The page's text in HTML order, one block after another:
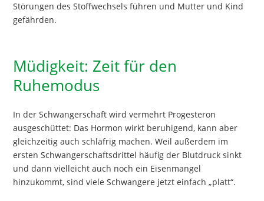
Störungen des Stoffwechsels führen und Mutter und Kind
gefährden.
Müdigkeit: Zeit für den
Ruhemodus
In der Schwangerschaft wird vermehrt Progesteron
ausgeschüttet: Das Hormon wirkt beruhigend, kann aber
gleichzeitig auch schläfrig machen. Weil außerdem im
ersten Schwangerschaftsdrittel häufig der Blutdruck sinkt
und dann vielleicht auch noch ein Eisenmangel
hinzukommt, sind viele Schwangere jetzt einfach „platt“.